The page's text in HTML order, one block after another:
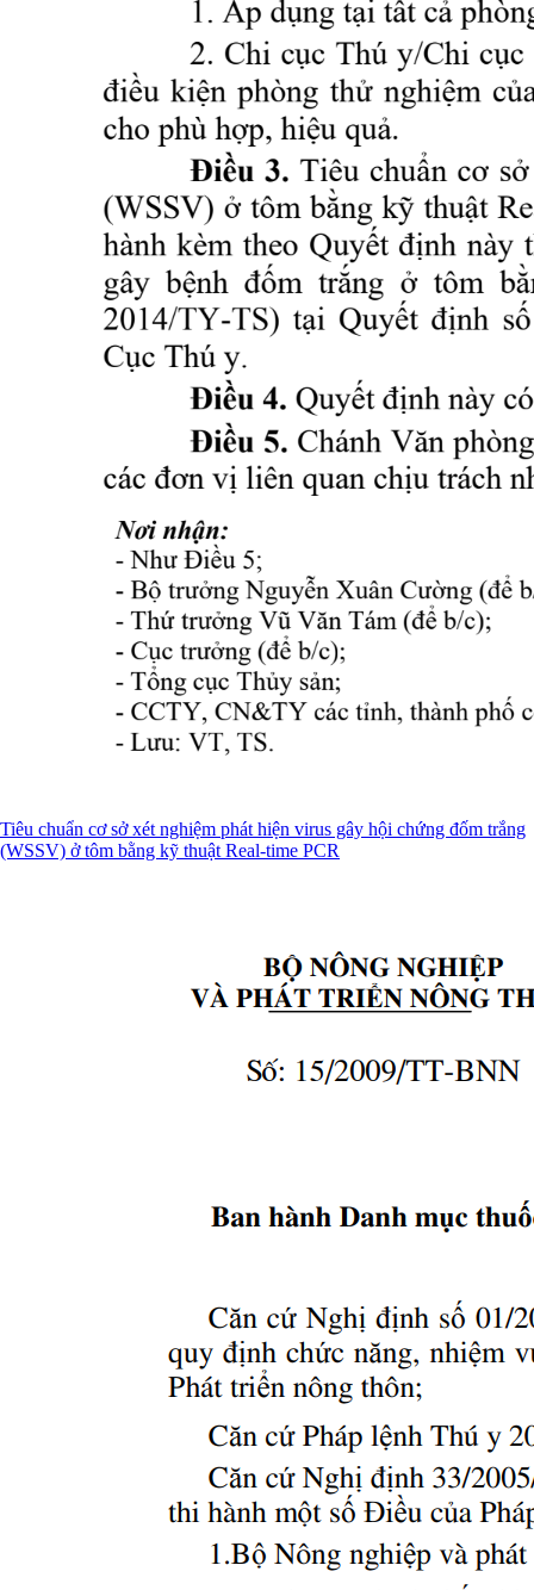
Tiêu chuẩn cơ sở xét nghiệm phát hiện virus gây hội chứng đốm trắng
(WSSV) ở tôm bằng kỹ thuật Real-time PCR